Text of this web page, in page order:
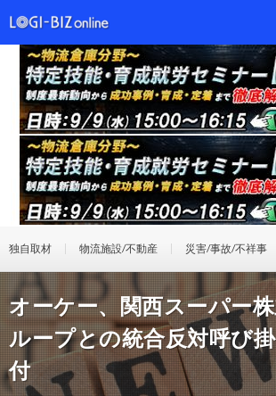
独自取材 物流施設/不動産 災害/事故/不祥事
オーケー、関西スーパー
ループとの統合反対呼び
付